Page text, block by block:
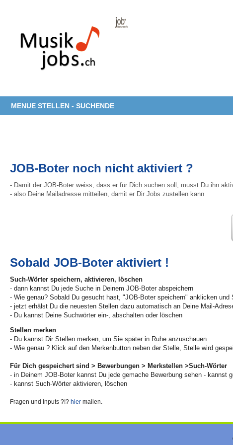
MENUE STELLEN - SUCHENDE
JOB-Boter noch nicht aktiviert ?
- Damit der JOB-Boter weiss, dass er für Dich suchen soll, musst Du ihn
- also Deine Mailadresse mitteilen, damit er Dir Jobs zustellen kann
Sobald JOB-Boter aktiviert !
Such-Wörter speichern, aktivieren, löschen
- dann kannst Du jede Suche in Deinem JOB-Boter abspeichern
- Wie genau? Sobald Du gesucht hast, "JOB-Boter speichern" anklicken und
- jetzt erhälst Du die neuesten Stellen dazu automatisch an Deine Mail-
- Du kannst Deine Suchwörter ein-, abschalten oder löschen
Stellen merken
- Du kannst Dir Stellen merken, um Sie später in Ruhe anzuschauen
- Wie genau ? Klick auf den Merkenbutton neben der Stelle, Stelle wird
Für Dich gespeichert sind > Bewerbungen > Merkstellen >Such-Wörter
- in Deinem JOB-Boter kannst Du jede gemache Bewerbung sehen - kannst
- kannst Such-Wörter aktivieren, löschen
Fragen und Inputs ?!? hier mailen.